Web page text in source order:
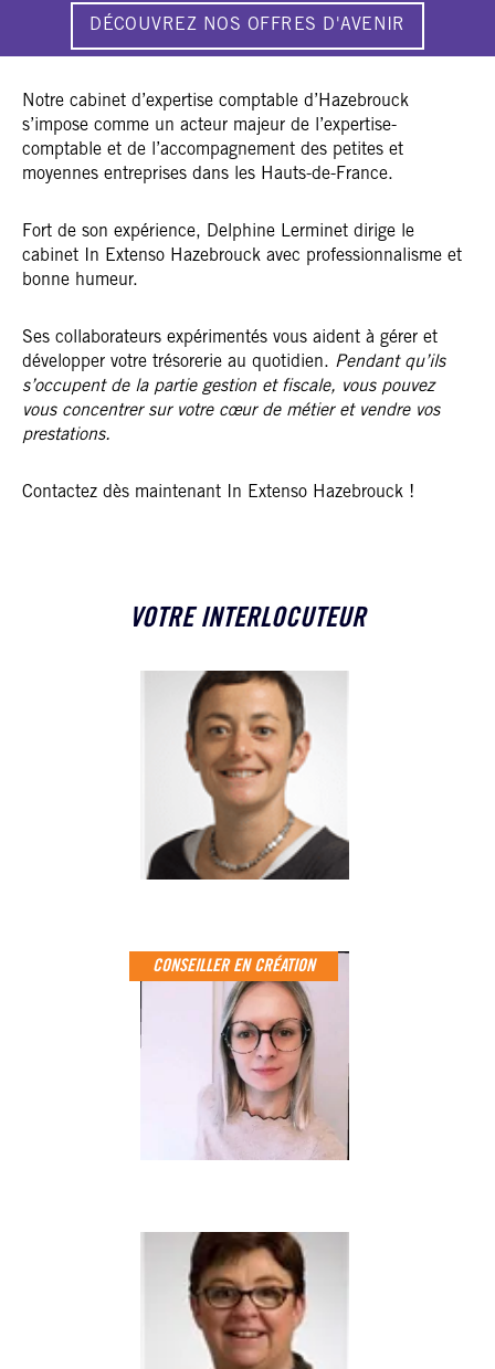
DÉCOUVREZ NOS OFFRES D'AVENIR
Notre cabinet d’expertise comptable d’Hazebrouck
s’impose comme un acteur majeur de l’expertise-
comptable et de l’accompagnement des petites et
moyennes entreprises dans les Hauts-de-France.
Fort de son expérience, Delphine Lerminet dirige le
cabinet In Extenso Hazebrouck avec professionnalisme et
bonne humeur.
Ses collaborateurs expérimentés vous aident à gérer et
développer votre trésorerie au quotidien. Pendant qu’ils
s’occupent de la partie gestion et fiscale, vous pouvez
vous concentrer sur votre cœur de métier et vendre vos
prestations.
Contactez dès maintenant In Extenso Hazebrouck !
VOTRE INTERLOCUTEUR
DELPHINE LERMINET
CONSEILLER EN CRÉATION
CÉLINE DERAM
Conseillère Création